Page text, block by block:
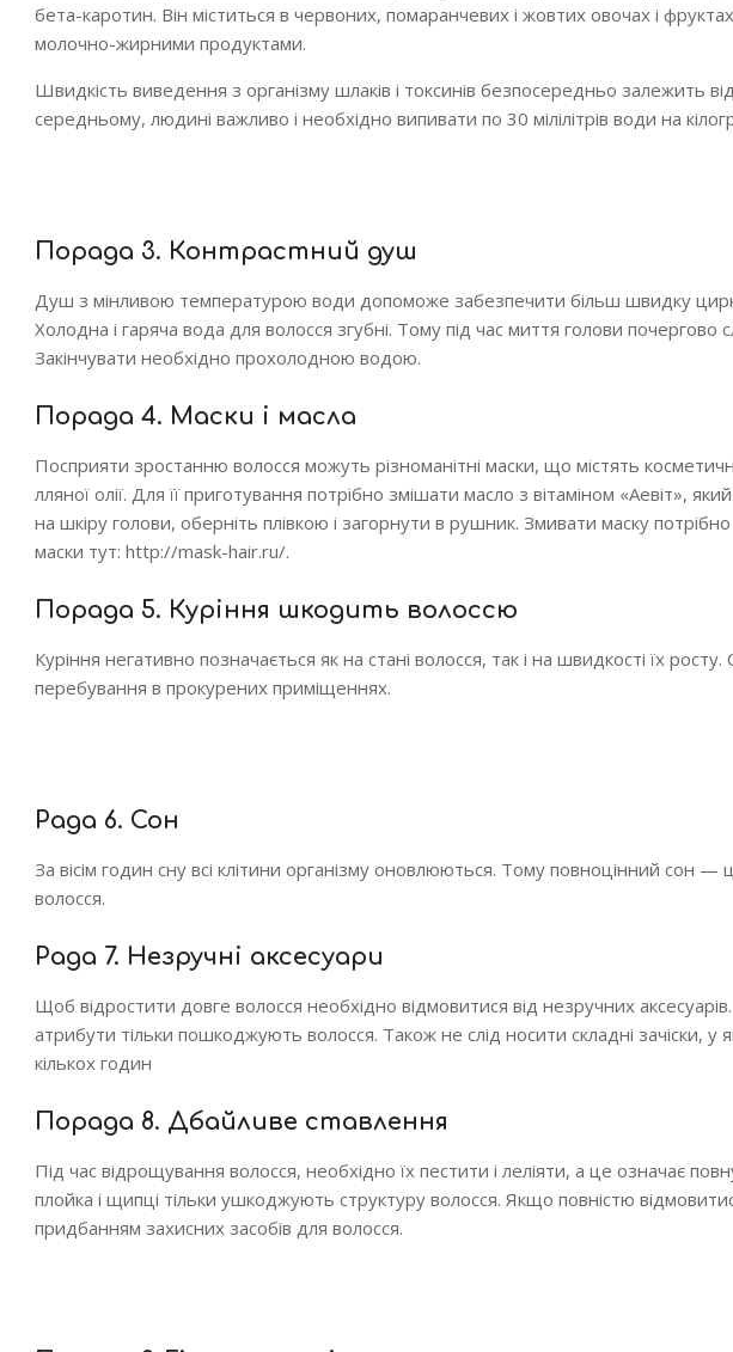
бета-каротин. Він міститься в червоних, помаранчевих і жовтих овочах і
молочно-жирними продуктами.
Швидкість виведення з організму шлаків і токсинів безпосередньо залежить
середньому, людині важливо і необхідно випивати по 30 мілілітрів води на
Порада 3. Контрастний душ
Душ з мінливою температурою води допоможе забезпечити більш швидку
Холодна і гаряча вода для волосся згубні. Тому під час миття голови почергово
Закінчувати необхідно прохолодною водою.
Порада 4. Маски і масла
Посприяти зростанню волосся можуть різноманітні маски, що містять
лляної олії. Для її приготування потрібно змішати масло з вітаміном «Аевіт»,
на шкіру голови, оберніть плівкою і загорнути в рушник. Змивати маску
маски тут: http://mask-hair.ru/.
Порада 5. Куріння шкодить волоссю
Куріння негативно позначається як на стані волосся, так і на швидкості їх
перебування в прокурених приміщеннях.
Рада 6. Сон
За вісім годин сну всі клітини організму оновлюються. Тому повноцінний сон
волосся.
Рада 7. Незручні аксесуари
Щоб відростити довге волосся необхідно відмовитися від незручних
атрибути тільки пошкоджують волосся. Також не слід носити складні зачіски, у
кількох годин
Порада 8. Дбайливе ставлення
Під час відрощування волосся, необхідно їх пестити і леліяти, а це означає
плойка і щипці тільки ушкоджують структуру волосся. Якщо повністю
придбанням захисних засобів для волосся.